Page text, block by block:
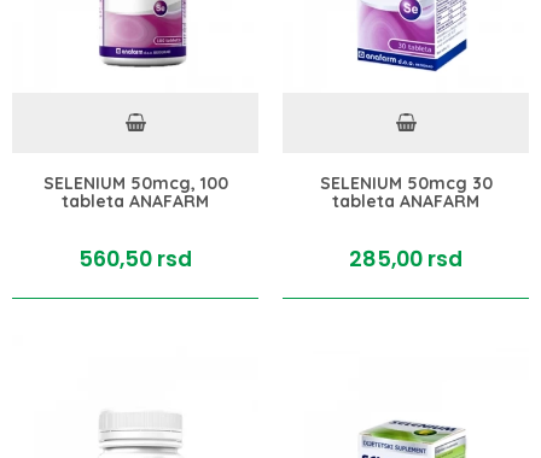
SELENIUM 50mcg, 100
tableta ANAFARM
560,50 rsd
SELENIUM 50mcg 30
tableta ANAFARM
285,00 rsd